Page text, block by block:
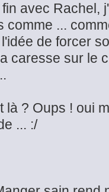
avec Rachel,
comme ...
de forcer
caresse sur le
là ? Oups ! oui
... :/